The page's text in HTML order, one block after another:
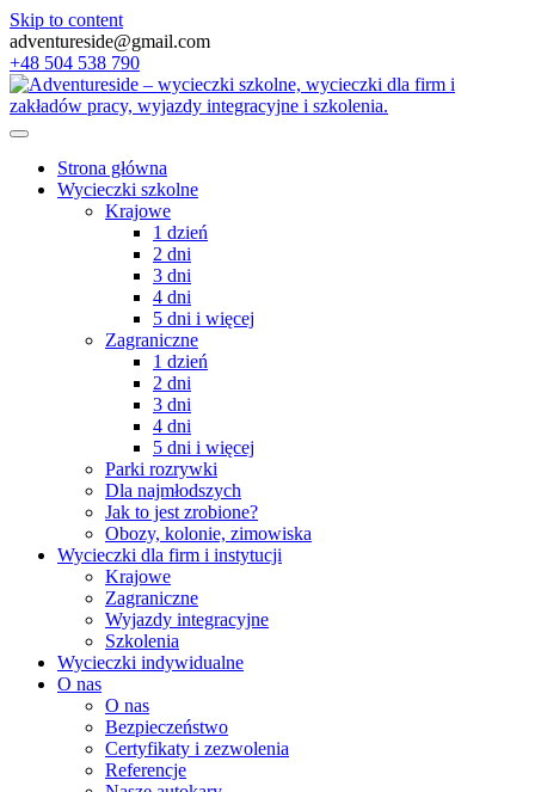
Skip to content
adventureside@gmail.com
+48 504 538 790
Strona główna
Wycieczki szkolne
Krajowe
1 dzień
2 dni
3 dni
4 dni
5 dni i więcej
Zagraniczne
1 dzień
2 dni
3 dni
4 dni
5 dni i więcej
Parki rozrywki
Dla najmłodszych
Jak to jest zrobione?
Obozy, kolonie, zimowiska
Wycieczki dla firm i instytucji
Krajowe
Zagraniczne
Wyjazdy integracyjne
Szkolenia
Wycieczki indywidualne
O nas
O nas
Bezpieczeństwo
Certyfikaty i zezwolenia
Referencje